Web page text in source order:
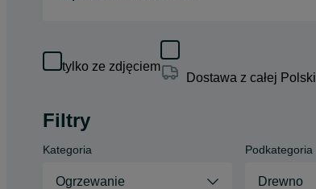
tylko ze zdjęciem
Dostawa z całej Polski
Filtry
Kategoria
Ogrzewanie
Podkategoria
Drewno